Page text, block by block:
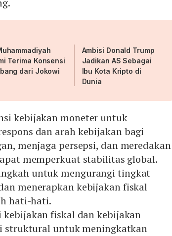
Terima Konsensi
dari Jokowi
Ambisi Donald Trump
Jadikan AS Sebagai
Ibu Kota Kripto di
Dunia
kebijakan moneter untuk
dan arah kebijakan bagi
menjaga persepsi, dan meredakan
memperkuat stabilitas global.
untuk mengurangi tingkat
menerapkan kebijakan fiskal
hati-hati.
fiskal dan kebijakan
struktural untuk meningkatkan